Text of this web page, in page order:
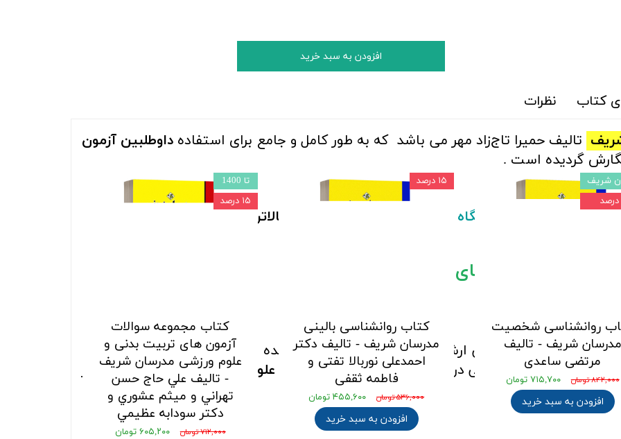
افزودن به سبد خرید
کتاب نظرات
تالیفحميرا تاج‌زاد مهر می باشد که به طور کامل و جامع برای استفاده داوطلبین آزمون
گردیده است .
فروشگاه اینترنتی کتاب استخدامی بالاترین تخفیف
برای خرید های بالای 5 میلیون تومان)
مدرسان شریف
های آزمون کارشناسی ارشد رشتهعلوم تربیتیاعلام شده از طرفسازمان سنجش تالیف
مورد نیاز برای آمادگی در
آزمون کارشناسی ارشد رشته علوم تربیتیدر این کتاب به طور
روانشناسی شخصیت
مدرسان شریف - تالیف
مرتضی ساعدی
۸۴۲,۰۰۰ تومان ۷۱۵,۷۰۰ تومان
افزودن به سبد خرید
شریف
کتاب روانشناسی بالینی
مدرسان شریف - تالیف دکتر
احمدعلی نوربالا تفتی و
فاطمه ثقفی
۵۳۶,۰۰۰ تومان ۴۵۵,۶۰۰ تومان
افزودن به سبد خرید
۱۵ درصد
کتاب مجموعه سوالات
آزمون های تربیت بدنی و
علوم ورزشی مدرسان شریف
- تالیف علي حاج حسن
تهراني و ميثم عشوري و
دكتر سودابه عظيمي
۷۱۲,۰۰۰ تومان ۶۰۵,۲۰۰ تومان
تا 1400
۱۵ درصد